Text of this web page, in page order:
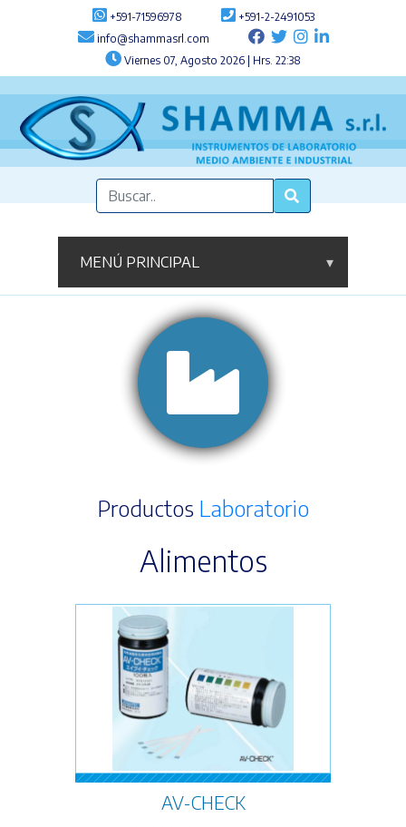
+591-71596978
+591-2-2491053
info@shammasrl.com
Viernes 07, Agosto 2026 | Hrs. 22:38
MENÚ PRINCIPAL ▾
Productos Laboratorio
Alimentos
AV-CHECK